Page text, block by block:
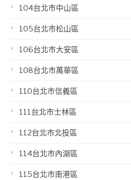
104台北市中山區
105台北市松山區
106台北市大安區
108台北市萬華區
110台北市信義區
111台北市士林區
112台北市北投區
114台北市內湖區
115台北市南港區